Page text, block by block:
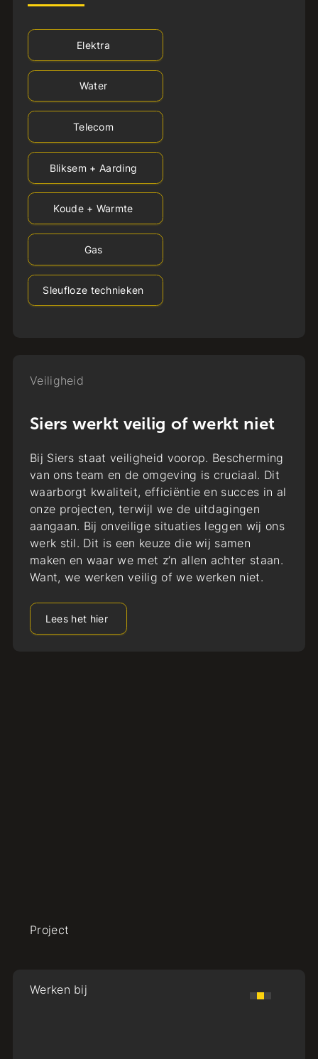
Elektra
Water
Telecom
Bliksem + Aarding
Koude + Warmte
Gas
Sleufloze technieken
Veiligheid
Siers werkt veilig of werkt niet
Bij Siers staat veiligheid voorop. Bescherming
van ons team en de omgeving is cruciaal. Dit
waarborgt kwaliteit, efficiëntie en succes in al
onze projecten, terwijl we de uitdagingen
aangaan. Bij onveilige situaties leggen wij ons
werk stil. Dit is een keuze die wij samen
maken en waar we met z’n allen achter staan.
Want, we werken veilig of we werken niet.
Lees het hier
Project
Werken bij